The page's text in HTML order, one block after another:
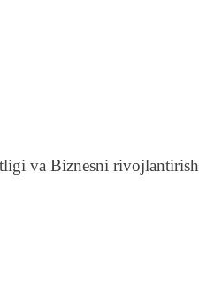
va Biznesni rivojlantirish